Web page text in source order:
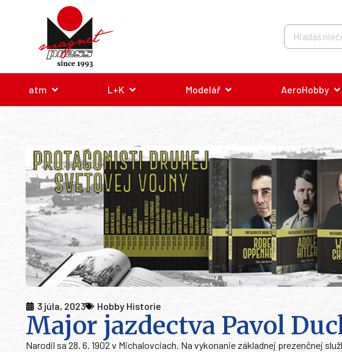
atm L+K Modelář AeroHobby
3 júla, 2023 Hobby Historie
Major jazdectva Pavol
Narodil sa 28. 6. 1902 v Michalovciach. Na vykonanie základnej prezenčnej